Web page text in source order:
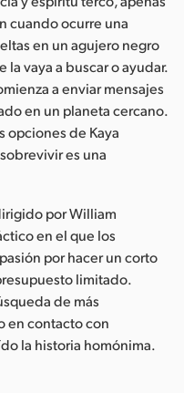
cuando ocurre una
en un agujero negro
vaya a buscar o ayudar.
a enviar mensajes
en un planeta cercano.
opciones de Kaya
es una
por William
en el que los
por hacer un corto
limitado.
de más
en contacto con
la historia homónima.